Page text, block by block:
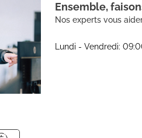
Ensemble,
Nos experts vous
Lundi - Vendredi: